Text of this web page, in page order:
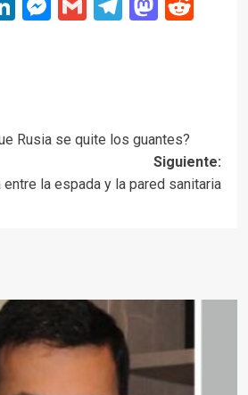
Rusia se quite los guantes?
Siguiente:
entre la espada y la pared sanitaria